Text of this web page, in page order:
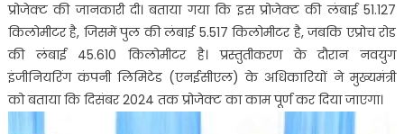
प्रोजेक्ट की जानकारी दी। बताया गया कि इस प्रोजेक्ट की लंबाई 51.127
किलोमीटर है, जिसमें पुल की लंबाई 5.517 किलोमीटर है, जबकि एप्रोच रोड
की लंबाई 45.610 किलोमीटर है। प्रस्तुतीकरण के दौरान नवयुग
इंजीनियरिंग कंपनी लिमिटेड (एनईसीएल) के अधिकारियों ने मुख्यमंत्री
को बताया कि दिसंबर 2024 तक प्रोजेक्ट का काम पूर्ण कर दिया जाएगा।